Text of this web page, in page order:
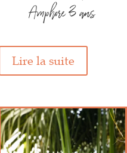
Amphore 3 ans
Lire la suite